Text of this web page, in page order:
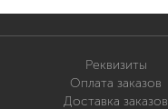
Реквизиты
Оплата заказов
Доставка заказов